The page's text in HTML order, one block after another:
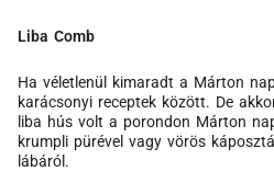
Liba Comb
Ha véletlenül kimaradt a Márton
karácsonyi receptek között. De
liba hús volt a porondon Márton
krumpli pürével vagy vörös
lábáról.